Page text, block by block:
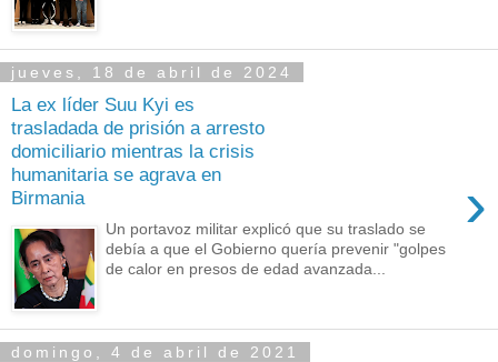
jueves, 18 de abril de 2024
La ex líder Suu Kyi es
trasladada de prisión a arresto
domiciliario mientras la crisis
humanitaria se agrava en
Birmania
›
Un portavoz militar explicó que su traslado se
debía a que el Gobierno quería prevenir "golpes
de calor en presos de edad avanzada...
domingo, 4 de abril de 2021